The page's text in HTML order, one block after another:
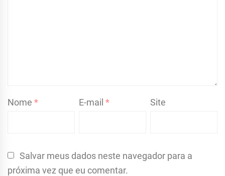
Nome * E-mail* Site
Salvar meus dados neste navegador para a
próxima vez que eu comentar.